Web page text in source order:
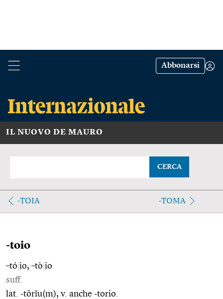
Abbonarsi
IL NUOVO DE MAURO
CERCA
-TOIA -TOMA
-toio
–tó io, –tò io
suff.
lat. -tōrĭu(m), v. anche -torio.